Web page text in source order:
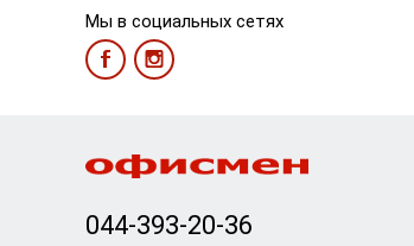
Мы в социальных сетях
044-393-20-36